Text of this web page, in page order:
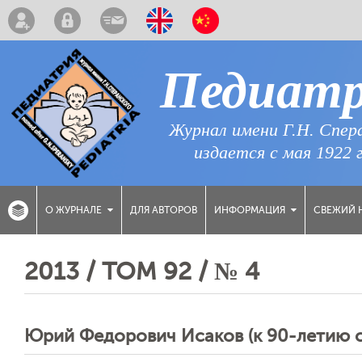
Журнал имени Г.Н.
издается с мая 1922
О ЖУРНАЛЕ ДЛЯ АВТОРОВ ИНФОРМАЦИЯ СВЕЖИЙ
2013 / ТОМ 92 / № 4
Юрий Федорович Исаков (к 90-летию